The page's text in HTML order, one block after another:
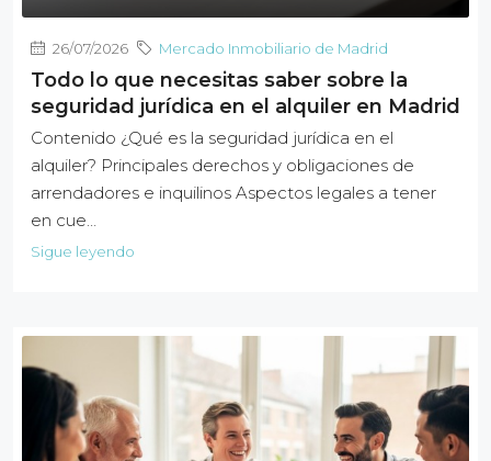
26/07/2026 Mercado Inmobiliario de Madrid
Todo lo que necesitas saber sobre la
seguridad jurídica en el alquiler en Madrid
Contenido ¿Qué es la seguridad jurídica en el
alquiler? Principales derechos y obligaciones de
arrendadores e inquilinos Aspectos legales a tener
en cue…
Sigue leyendo